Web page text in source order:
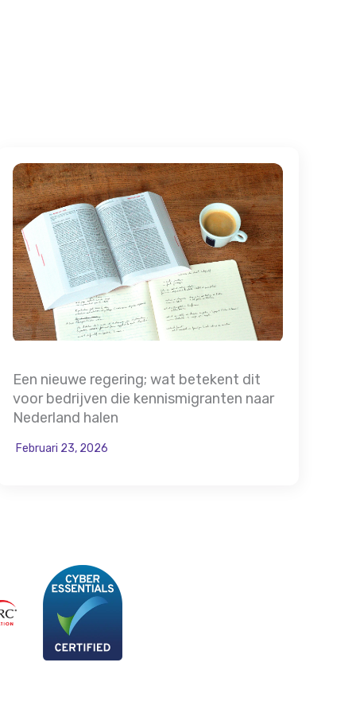
Een nieuwe regering; wat betekent dit
voor bedrijven die kennismigranten naar
Nederland halen
Februari 23, 2026